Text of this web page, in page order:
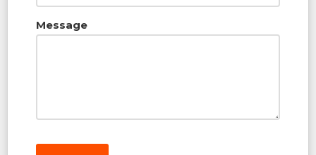
Message